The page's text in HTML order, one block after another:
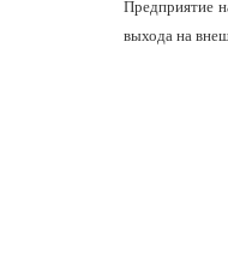
Предприятие
выхода на